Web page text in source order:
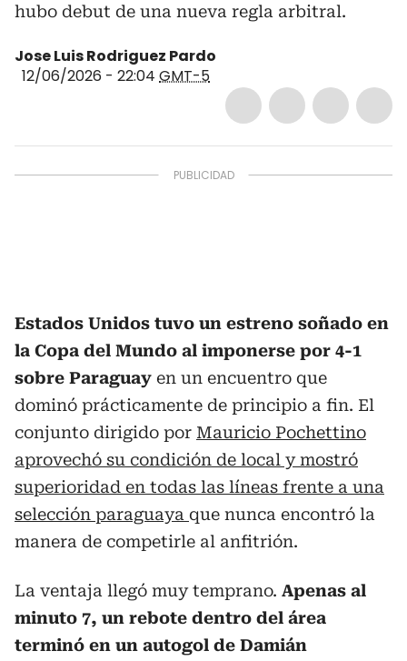
hubo debut de una nueva regla arbitral.
Jose Luis Rodriguez Pardo
12/06/2026 - 22:04 GMT-5
Estados Unidos tuvo un estreno soñado en
la Copa del Mundo al imponerse por 4-1
sobre Paraguay en un encuentro que
dominó prácticamente de principio a fin. El
conjunto dirigido por Mauricio Pochettino
aprovechó su condición de local y mostró
superioridad en todas las líneas frente a una
selección paraguaya que nunca encontró la
manera de competirle al anfitrión.
La ventaja llegó muy temprano. Apenas al
minuto 7, un rebote dentro del área
terminó en un autogol de Damián